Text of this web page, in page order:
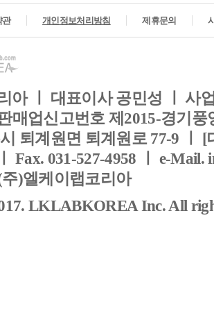
관 개인정보처리방침 제휴문의
아 ㅣ 대표이사 공민성 ㅣ 사
매업신고번호 제2015-경기풍
퇴계원면 퇴계원로 77-9 ㅣ
Fax. 031-527-4958 ㅣ e-Mail.
)엘케이랩코리아
LKLABKOREA Inc. All